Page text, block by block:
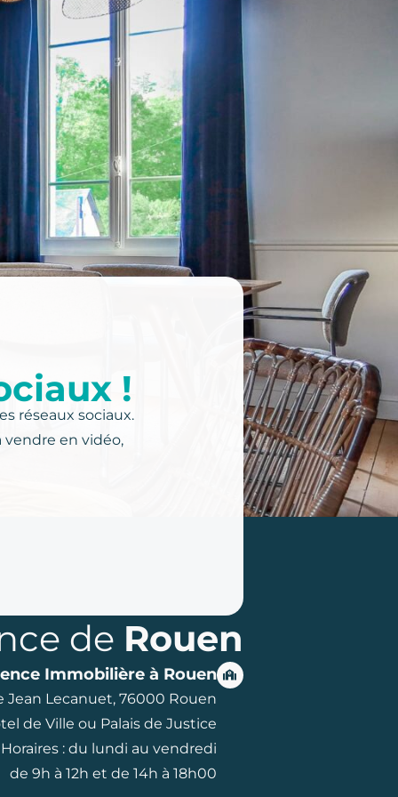
!
réseaux sociaux.
vendre en vidéo,
de Rouen
Immobilière à Rouen
Jean Lecanuet, 76000 Rouen
de Ville ou Palais de Justice
Horaires : du lundi au vendredi
de 9h à 12h et de 14h à 18h00